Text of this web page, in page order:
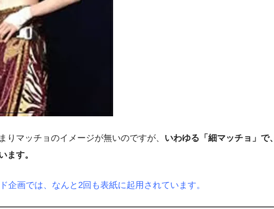
りマッチョのイメージが無いのですが、 いわゆる「細マッチョ」で、
ます。
企画では、なんと2回も表紙に起用されています。